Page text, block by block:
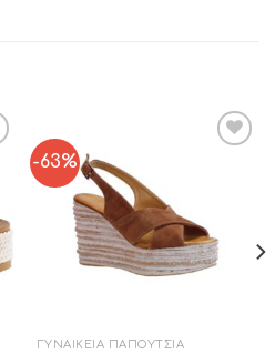
-63%
ΓΥΝΑΙΚΕΊΑ ΠΑΠΟΎΤΣΙΑ